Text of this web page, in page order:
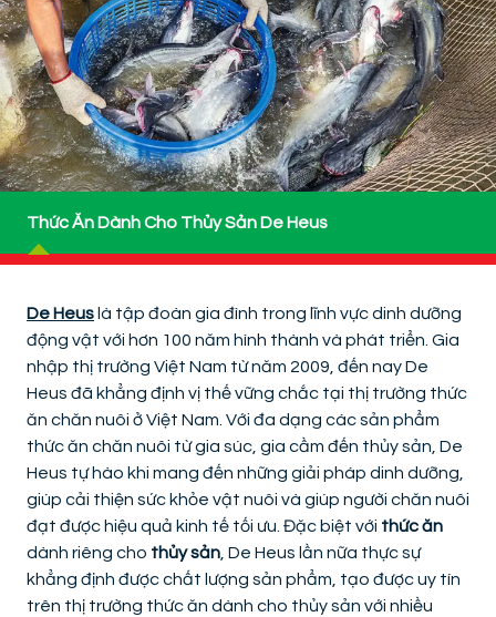
Thức Ăn Dành Cho Thủy Sản De Heus
De Heus là tập đoàn gia đình trong lĩnh vực dinh dưỡng
động vật với hơn 100 năm hình thành và phát triển. Gia
nhập thị trường Việt Nam từ năm 2009, đến nay De
Heus đã khẳng định vị thế vững chắc tại thị trường thức
ăn chăn nuôi ở Việt Nam. Với đa dạng các sản phẩm
thức ăn chăn nuôi từ gia súc, gia cầm đến thủy sản, De
Heus tự hào khi mang đến những giải pháp dinh dưỡng,
giúp cải thiện sức khỏe vật nuôi và giúp người chăn nuôi
đạt được hiệu quả kinh tế tối ưu. Đặc biệt với thức ăn
dành riêng cho thủy sản , De Heus lần nữa thực sự
khẳng định được chất lượng sản phẩm, tạo được uy tín
trên thị trường thức ăn dành cho thủy sản với nhiều